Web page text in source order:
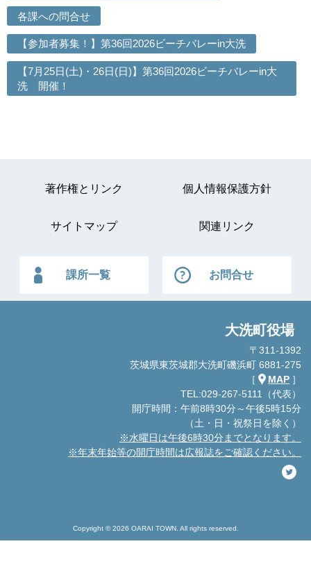
各課への問合せ
【参加者募集！】第36回2026ビーチバレーin大洗
【7月25日(土)・26日(日)】第36回2026ビーチバレーin大
洗 開催！
著作権とリンク 個人情報保護方針
サイトマップ 関連リンク
課所一覧 お問合せ
大洗町役場
〒311-1392
茨城県東茨城郡大洗町磯浜町 6881-275
［
MAP ］
TEL:029-267-5111（代表）
開庁時間：午前8時30分～午後5時15分
（土・日・祝祭日を除く）
※水曜日は午後6時30分までとなります。
※年末年始等の開庁時間は広報誌をご確認ください。
Copyright © 2026 OARAI TOWN. All rights reserved.